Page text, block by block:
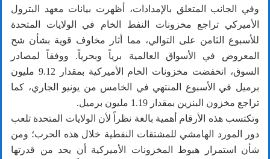
وفي الجانب المتعلق بالإمدادات، أظهرت بيانات معهد البترول
الأميركي تراجع مخزونات النفط الخام في الولايات المتحدة
للأسبوع الثامن على التوالي، مما أثار مخاوف قوية بشأن شح
المعروض في الأسواق العالمية برياً وبحرياً. ووفقاً لمصادر
السوق، انخفضت مخزونات الخام الأميركية بمقدار 9.12 مليون
برميل في الأسبوع المنتهي في الخامس من يونيو الجاري، كما
تراجع مخزون البنزين بمقدار 1.19 مليون برميل.
وتكتسب هذه الأرقام أهمية بالغة نظراً لأن الولايات المتحدة تلعب
دور المورد الهامشي للمشتقات النفطية خلال هذه الحرب؛ ومن
شأن استمرار هبوط المخزونات الأميركية أن يحد من قدرتها